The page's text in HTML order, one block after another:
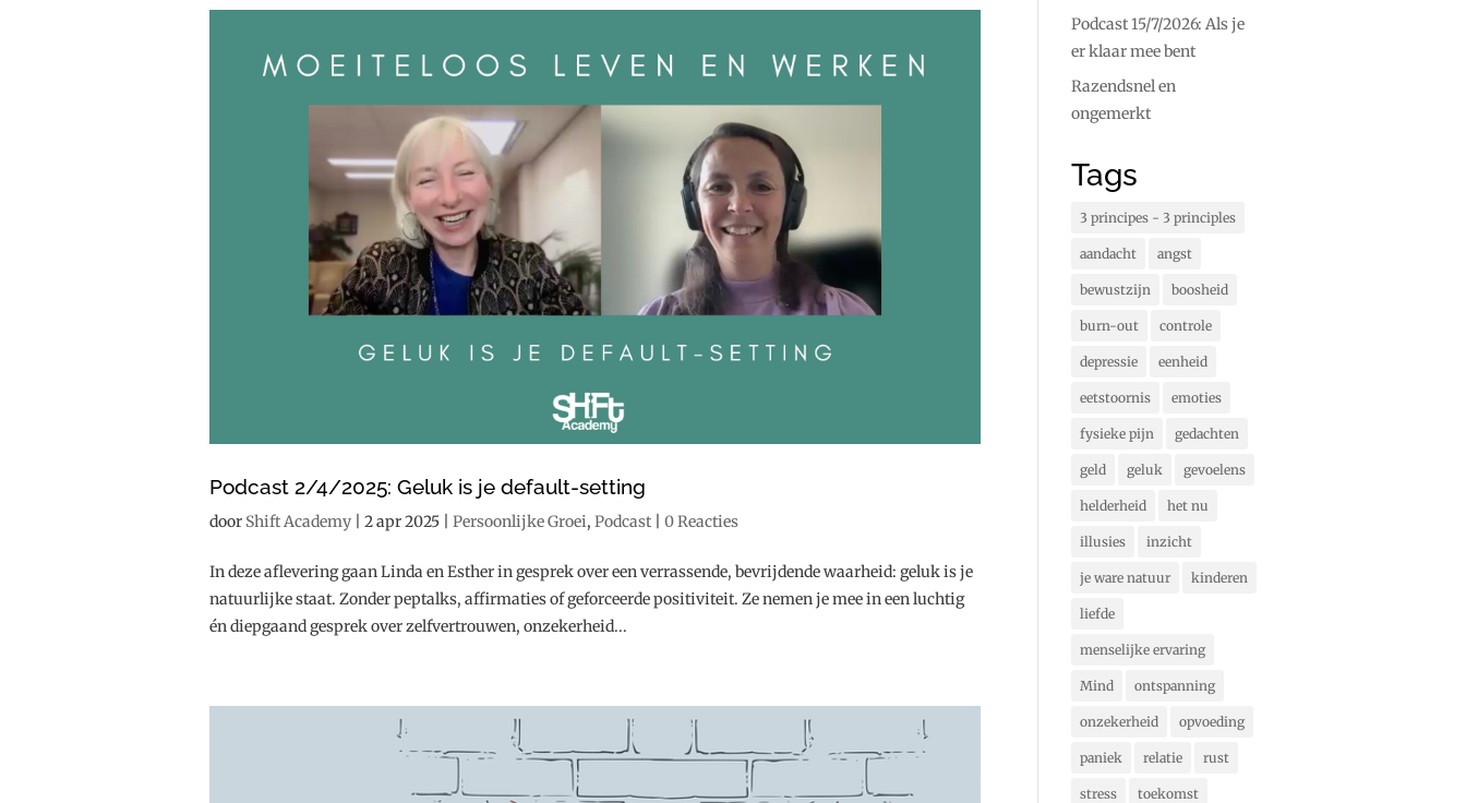
Podcast 2/4/2025: Geluk is je default-setting
door Shift Academy 2 apr 2025 Persoonlijke Groei, Podcast 0 Reacties
In deze aflevering gaan Linda en Esther in gesprek over een verrassende, bevrijdende waarheid: geluk is je
natuurlijke staat. Zonder peptalks, affirmaties of geforceerde positiviteit. Ze nemen je mee in een luchtig
én diepgaand gesprek over zelfvertrouwen, onzekerheid...
Podcast 15/7/2026: Als je
er klaar mee bent
Razendsnel en
ongemerkt
Tags
3 principes - 3 principles
aandacht angst
bewustzijn boosheid
burn-out controle
depressie eenheid
eetstoornis emoties
fysieke pijn gedachten
geld geluk gevoelens
helderheid het nu
illusies inzicht
je ware natuur kinderen
liefde
menselijke ervaring
Mind ontspanning
onzekerheid opvoeding
paniek relatie rust
stress toekomst